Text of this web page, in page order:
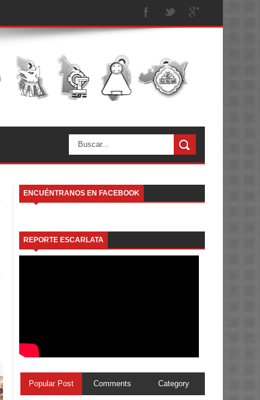
ENCUÉNTRANOS EN FACEBOOK
REPORTE ESCARLATA
Popular Post Comments Category